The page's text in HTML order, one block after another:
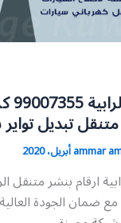
تبديل
ammar
ارقام بنشر متنقل
ضمان الجودة